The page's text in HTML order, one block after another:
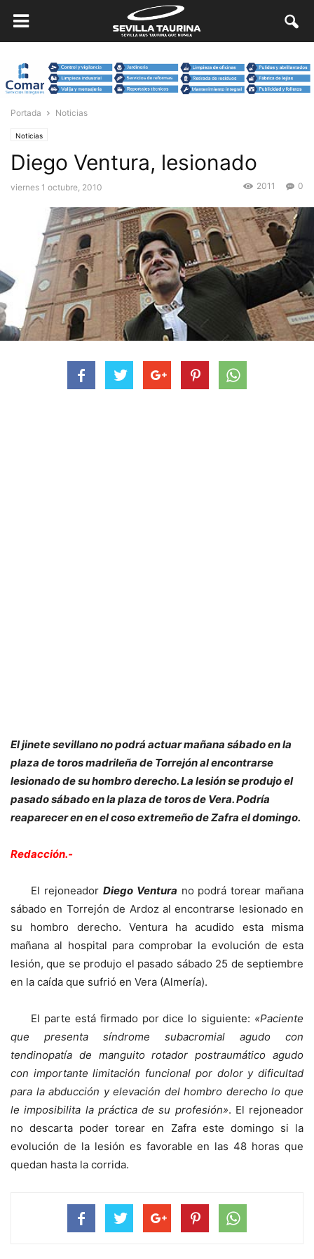
Portada Noticias
Noticias
Diego Ventura, lesionado
viernes 1 octubre, 2010 0
2011
El jinete sevillano no podrá actuar mañana sábado en la
plaza de toros madrileña de Torrejón al encontrarse
lesionado de su hombro derecho. La lesión se produjo el
pasado sábado en la plaza de toros de Vera. Podría
reaparecer en en el coso extremeño de Zafra el domingo.
Redacción.-
El rejoneador Diego Ventura no podrá torear mañana
sábado en Torrejón de Ardoz al encontrarse lesionado en
su hombro derecho. Ventura ha acudido esta misma
mañana al hospital para comprobar la evolución de esta
lesión, que se produjo el pasado sábado 25 de septiembre
en la caída que sufrió en Vera (Almería).
El parte está firmado por dice lo siguiente: «Paciente
que presenta síndrome subacromial agudo con
tendinopatía de manguito rotador postraumático agudo
con importante limitación funcional por dolor y dificultad
para la abducción y elevación del hombro derecho lo que
le imposibilita la práctica de su profesión». El rejoneador
no descarta poder torear en Zafra este domingo si la
evolución de la lesión es favorable en las 48 horas que
quedan hasta la corrida.